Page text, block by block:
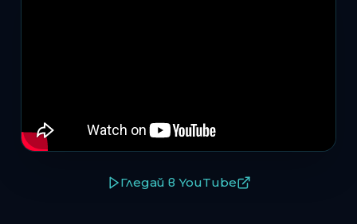
Гледай в YouTube